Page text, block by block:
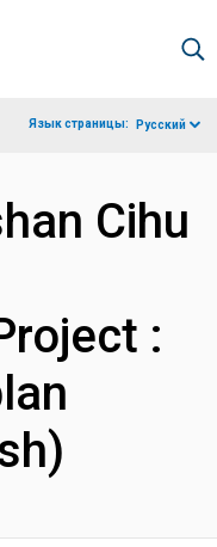
Язык страницы: Русский
Cihu
: